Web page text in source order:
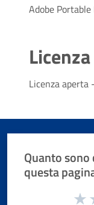
Adobe
Licenza
Licenza aperta
Quanto
questa
Valuta da 1 a 5